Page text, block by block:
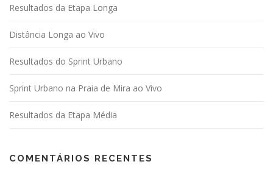
Resultados da Etapa Longa
Distância Longa ao Vivo
Resultados do Sprint Urbano
Sprint Urbano na Praia de Mira ao Vivo
Resultados da Etapa Média
COMENTÁRIOS RECENTES